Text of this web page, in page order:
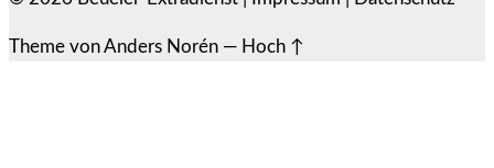
Theme vonAnders Norén — Hoch ↑